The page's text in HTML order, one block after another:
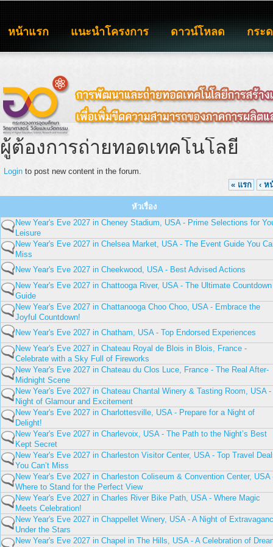
หน้าแรก แนะนำโครงการ ดาวน์โหลด กระ
ผู้ต้องการถ่ายทอดเทคโนโลยี
Login to post new content in the forum.
« แรก
‹ ห
หัวเรื่อง
New Year's Eve 2027 in Cheney Stadium, USA - Prime Selections for
Leisure
New Year's Eve 2027 in Chelsea Market, USA - The Event Guide You
Miss
New Year's Eve 2027 in Cheekwood, USA - Best Advised Actions
New Year's Eve 2027 in Chattooga River, USA - The Ultimate Countdown
Guide
New Year's Eve 2027 in Chattanooga Choo Choo, USA - Embrace the
Joyful Countdown!
New Year's Eve 2027 in Chatham, USA - Top Endorsed Experiences
New Year's Eve 2027 in Chateau Royal de Blois in Blois, France -
Celebrate with a Sky Full of Fireworks
New Year's Eve 2027 in Chateau du Clos Luce, France - The Real After-
Midnight Scene
New Year's Eve 2027 in Chateau Chantal Winery & Tasting Room, USA -
Night of Glamour and Excitement
New Year's Eve 2027 in Charlottesville, USA - Prepare for a Night of
Delight!
New Year's Eve 2027 in Charlevoix, USA - The Path to the Night’s Best
Kept Secret
New Year's Eve 2027 in Charleston Visitor Center, USA - Top Travel
You Can’t Miss
New Year's Eve 2027 in Charleston Coliseum & Convention Center, USA
Where to Stand for the Perfect View
New Year's Eve 2027 in Charles River Bike Path, USA - Where Magic
Meets Celebration!
New Year's Eve 2027 in Chappellet Winery, USA - A Night of
Under the Stars
New Year's Eve 2027 in Chapel in The Hills, USA - A Celebration of